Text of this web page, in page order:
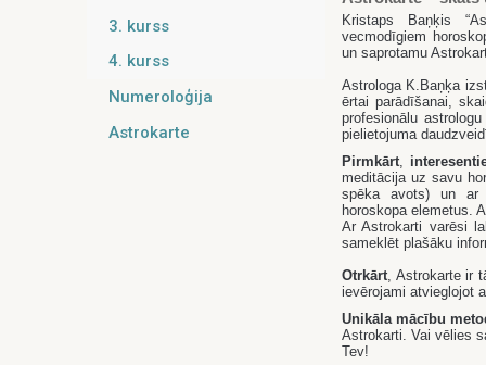
3. kurss
4. kurss
Numeroloģija
Astrokarte
Kristaps Baņķis
vecmodīgiem
un saprotamu
Astrologa K.Baņķa
ērtai parādīšanai,
profesionālu
pielietojuma
Pirmkārt,
meditācija uz savu
spēka avots) un ar
horoskopa elemetus.
Ar Astrokarti varēsi
sameklēt plašāku
Otrkārt, Astrokarte ir
ievērojami atvieglojot
Unikāla mācību
Astrokarti. Vai vēlies
Tev!